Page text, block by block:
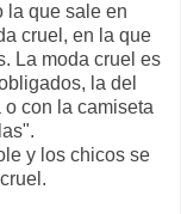
la que sale en
cruel, en la que
La moda cruel es
la del
con la camiseta
y los chicos se